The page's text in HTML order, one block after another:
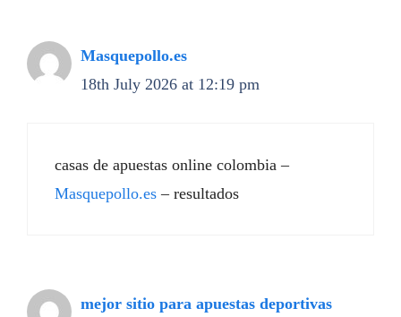
Masquepollo.es
18th July 2026 at 12:19 pm
casas de apuestas online colombia –
Masquepollo.es – resultados
mejor sitio para apuestas deportivas